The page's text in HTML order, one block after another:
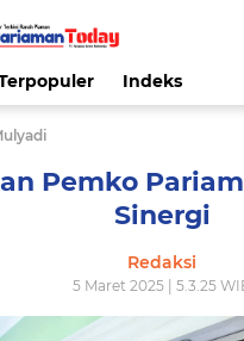
Indeks
Pemko
Sinergi
Redaksi
5 Maret 2025 | 5.3.25